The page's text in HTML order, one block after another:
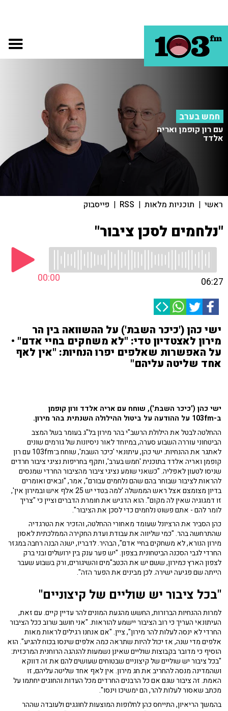
חמש בערב
עם רון קופמן ואריה
אלדד
ראשי | תוכניות מלאות |
RSS
| פייסבוק
"נלחמים לסכן ציבור"
00:00 06:27
ישי כהן ('כיכר השבת') על ההשוואה בין הר
מירון לאצטדיון טדי: "לא משחקים בחיי אדם" •
על האפשרות שאלפים יפרו הנחיות: "אין לאף
אחד שליטה עליהם"
ישי כהן ('כיכר השבת'), שוחח עם אריה אלדד ורון קופמן
ב-103fm על ההודעה על ביטול ההילולה השנתית בהר מירון.
ההחלטה לבטל את הילולת הרשב"י בהר מירון בל"ג בעומר בשל המצב
הביטחוני עוררה השבוע סערה, במיוחד לאור ניסיונות של גורמים שונים
לאתגר את ההנחיות. ישי כהן, עיתונאי 'כיכר השבת', שוחח ב־103fm עם רון
קופמן ואריה אלדד בתוכנית 'חמש בערב', ותקף בחריפות נציגי ציבור חרדים
שניסו לטעון לאפליה. "כשאני שומע נציגי ציבור מהציבור החרדי שמנסים
להראות לציבור שבוחר בהם שהם נלחמים עבורם", אמר, "ובאים ואומרים
בדיון מצומצם אצל ראש הממשלה 'למה בטדי יש 25 אלף איש ובמירון אין',
זו דמגוגיה שאין לה מקום". הוא הדגיש את חומרת הדברים וציין כי "צריך
לומר להם - אתם פשוט נלחמים כדי לסכן את הציבור".
כהן הסביר את הרציונל שעומד מאחורי ההחלטה, והזכיר את הטרגדיה
שהתרחשה בהר. "כמי שליווה את עבודת ועדת החקירה הממלכתית לאסון
מירון הנורא, לא משחקים בחיי אדם", הבהיר. לדבריו, ישנה הבנה רחבה במגזר
החרדי לגבי הסכנה הביטחונית בצפון. "יש פער ענק בין ירושלים ובני ברק
לצפון הארץ כמירון, ששם יש את הכטב"מים והשיגורים, ורק בשבוע שעבר
הייתה שם פגיעה ישירה. לכן מבינים את הפער הזה".
"בכל ציבור יש שוליים של קיצוניים"
למרות ההנחיות הברורות, החשש מהגעת המונים להר עדיין קיים. עם זאת,
העיתונאי העריך כי רוב הציבור יישמע להוראות. "אני חושב שרוב ככל הציבור
החרדי לא ינסה לעלות להר מירון", ציין. "אם אנחנו רגילים לראות מאות
אלפים מדי שנה, אז יכול להיות שתראה כמה אלפים שינסו בכוח להגיע". הוא
הוסיף כי מדובר בקבוצות שוליים שאינן נשמעות להנהגה הרוחנית המרכזית:
"בכל ציבור יש שוליים של קיצוניים שבטוחים שעושים להם את זה דווקא
ושהמדינה מנסה להחריב את חג מירון. אין לאף אחד שליטה עליהם, זו
האמת. זה ציבור שגם אם כל הרבנים החרדים מכל העדות והחוגים יחתמו על
מכתב שאסור לעלות להר, הם ימשיכו וינסו".
בהמשך הריאיון, התייחס כהן לחלופות המוצעות לחוגגים ולעובדה שההר